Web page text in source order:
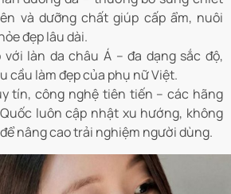
và dưỡng chất giúp cấp ẩm, nuôi
đẹp lâu dài.
với làn da châu Á – đa dạng sắc độ,
cầu làm đẹp của phụ nữ Việt.
tín, công nghệ tiên tiến – các hãng
luôn cập nhật xu hướng, không
nâng cao trải nghiệm người dùng.